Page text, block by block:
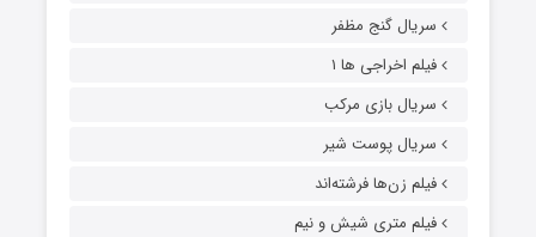
سریال گنج مظفر
فیلم اخراجی ها ۱
سریال بازی مرکب
سریال پوست شیر
فیلم زن‌ها فرشته‌اند
فیلم متری شیش و نیم